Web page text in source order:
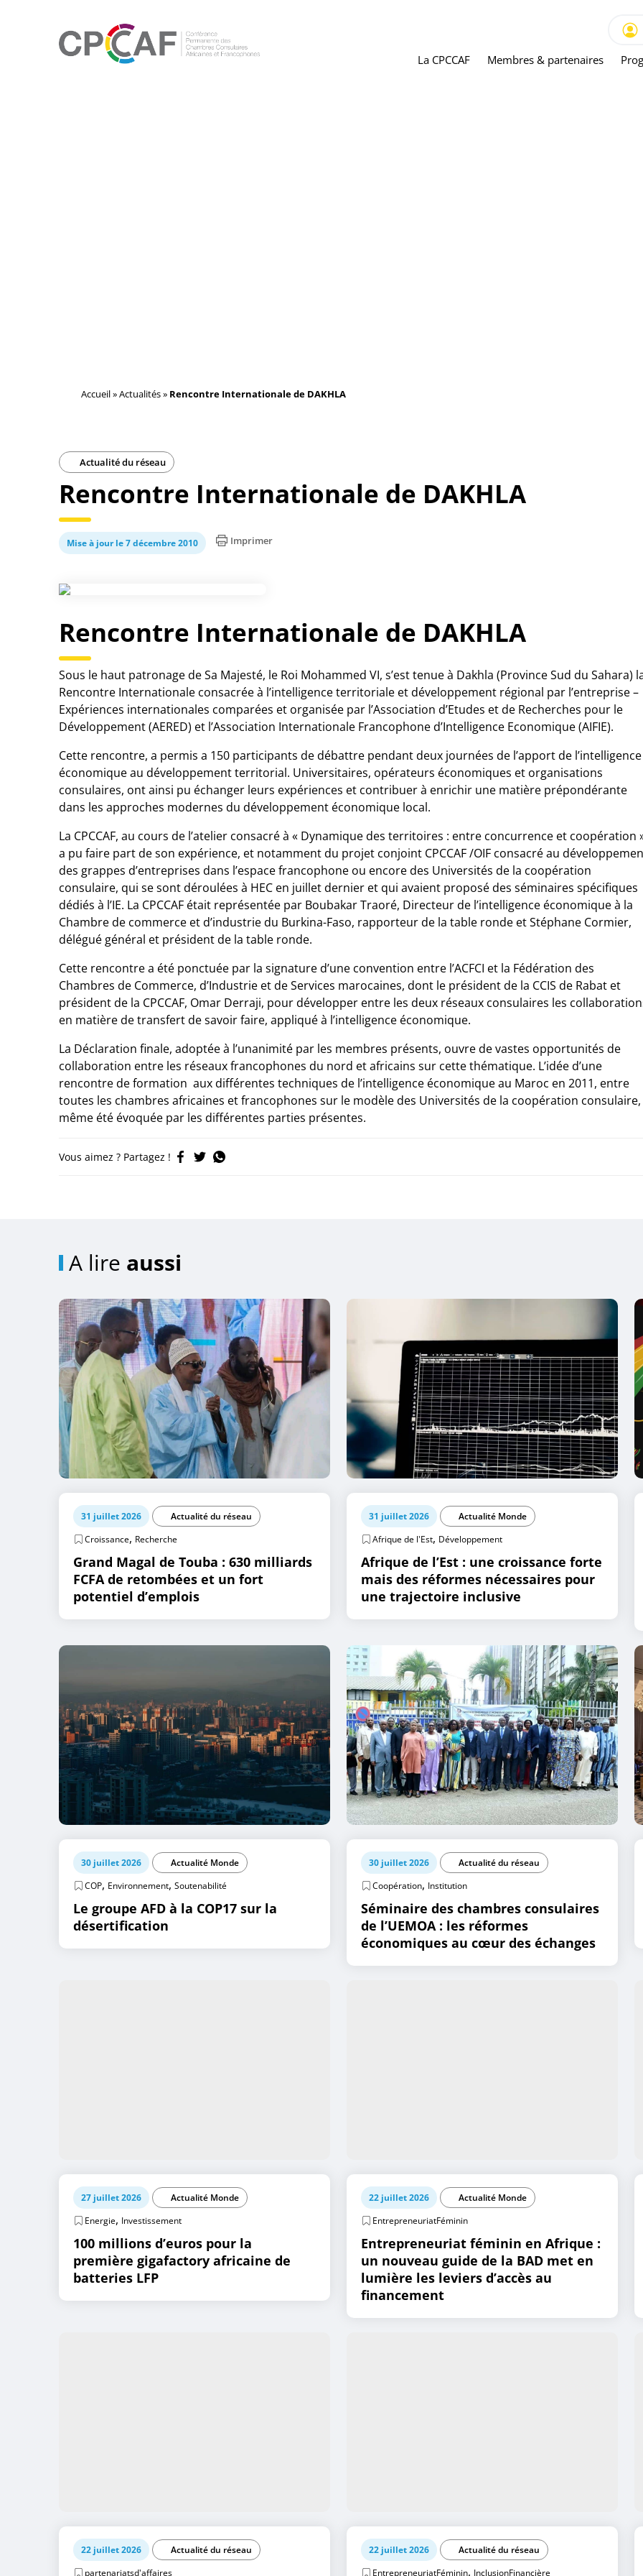
La CPCCAF Membres & partenaires
Accueil»Actualités» Rencontre Internationale de DAKHLA
Actualité du réseau
Rencontre Internationale de DAKHLA
Mise à jour le 7 décembre 2010 Imprimer
Rencontre Internationale de DAKHLA
Sous le haut patronage de Sa Majesté, le Roi Mohammed VI, s’est tenue à Dakhla (Province Sud du Sahara)
Rencontre Internationale consacrée à l’intelligence territoriale et développement régional par l’entreprise –
Expériences internationales comparées et organisée par l’Association d’Etudes et de Recherches pour le
Développement (AERED) et l’Association Internationale Francophone d’Intelligence Economique (AIFIE).
Cette rencontre, a permis a 150 participants de débattre pendant deux journées de l’apport de l’intelligence
économique au développement territorial. Universitaires, opérateurs économiques et organisations
consulaires, ont ainsi pu échanger leurs expériences et contribuer à enrichir une matière prépondérante
dans les approches modernes du développement économique local.
La CPCCAF, au cours de l’atelier consacré à « Dynamique des territoires : entre concurrence et coopération
a pu faire part de son expérience, et notamment du projet conjoint CPCCAF /OIF consacré au
des grappes d’entreprises dans l’espace francophone ou encore des Universités de la coopération
consulaire, qui se sont déroulées à HEC en juillet dernier et qui avaient proposé des séminaires spécifiques
dédiés à l’IE. La CPCCAF était représentée par Boubakar Traoré, Directeur de l’intelligence économique à la
Chambre de commerce et d’industrie du Burkina-Faso, rapporteur de la table ronde et Stéphane Cormier,
délégué général et président de la table ronde.
Cette rencontre a été ponctuée par la signature d’une convention entre l’ACFCI et la Fédération des
Chambres de Commerce, d’Industrie et de Services marocaines, dont le président de la CCIS de Rabat et
président de la CPCCAF, Omar Derraji, pour développer entre les deux réseaux consulaires les
en matière de transfert de savoir faire, appliqué à l’intelligence économique.
La Déclaration finale, adoptée à l’unanimité par les membres présents, ouvre de vastes opportunités de
collaboration entre les réseaux francophones du nord et africains sur cette thématique. L’idée d’une
rencontre de formation aux différentes techniques de l’intelligence économique au Maroc en 2011, entre
toutes les chambres africaines et francophones sur le modèle des Universités de la coopération consulaire,
même été évoquée par les différentes parties présentes.
Vous aimez ? Partagez !
A lire aussi
31 juillet 2026
Actualité du réseau
Croissance, Recherche
Grand Magal de Touba : 630 milliards
FCFA de retombées et un fort
potentiel d’emplois
31 juillet 2026
Actualité Monde
Afrique de l'Est, Développement
Afrique de l’Est : une croissance forte
mais des réformes nécessaires pour
une trajectoire inclusive
30 juillet 2026
Actualité Monde
COP, Environnement, Soutenabilité
Le groupe AFD à la COP17 sur la
désertification
30 juillet 2026
Actualité du réseau
Coopération, Institution
Séminaire des chambres consulaires
de l’UEMOA : les réformes
économiques au cœur des échanges
27 juillet 2026
Actualité Monde
Energie, Investissement
100 millions d’euros pour la
première gigafactory africaine de
batteries LFP
22 juillet 2026
Actualité Monde
EntrepreneuriatFéminin
Entrepreneuriat féminin en Afrique :
un nouveau guide de la BAD met en
lumière les leviers d’accès au
financement
22 juillet 2026
Actualité du réseau
partenariatsd'affaires
22 juillet 2026
Actualité du réseau
EntrepreneuriatFéminin, InclusionFinancière